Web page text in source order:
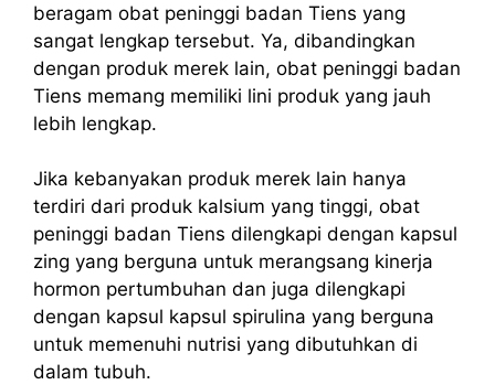
beragam obat peninggi badan Tiens yang
sangat lengkap tersebut. Ya, dibandingkan
dengan produk merek lain, obat peninggi badan
Tiens memang memiliki lini produk yang jauh
lebih lengkap.
Jika kebanyakan produk merek lain hanya
terdiri dari produk kalsium yang tinggi, obat
peninggi badan Tiens dilengkapi dengan kapsul
zing yang berguna untuk merangsang kinerja
hormon pertumbuhan dan juga dilengkapi
dengan kapsul kapsul spirulina yang berguna
untuk memenuhi nutrisi yang dibutuhkan di
dalam tubuh.